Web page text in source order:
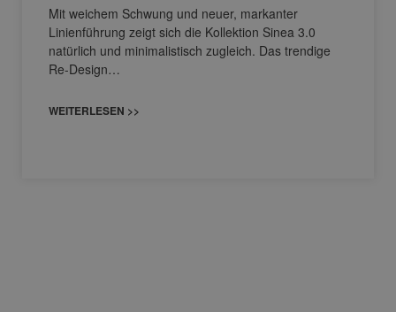
Mit weichem Schwung und neuer, markanter
Linienführung zeigt sich die Kollektion Sinea 3.0
natürlich und minimalistisch zugleich. Das trendige
Re-Design…
WEITERLESEN >>